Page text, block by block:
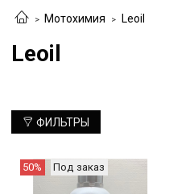
Мотохимия Leoil
Leoil
ФИЛЬТРЫ
50% Под заказ